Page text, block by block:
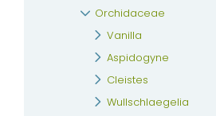
Orchidaceae
Vanilla
Aspidogyne
Cleistes
Wullschlaegelia